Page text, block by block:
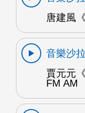
唐建風
音樂沙
賈元元
FM AM